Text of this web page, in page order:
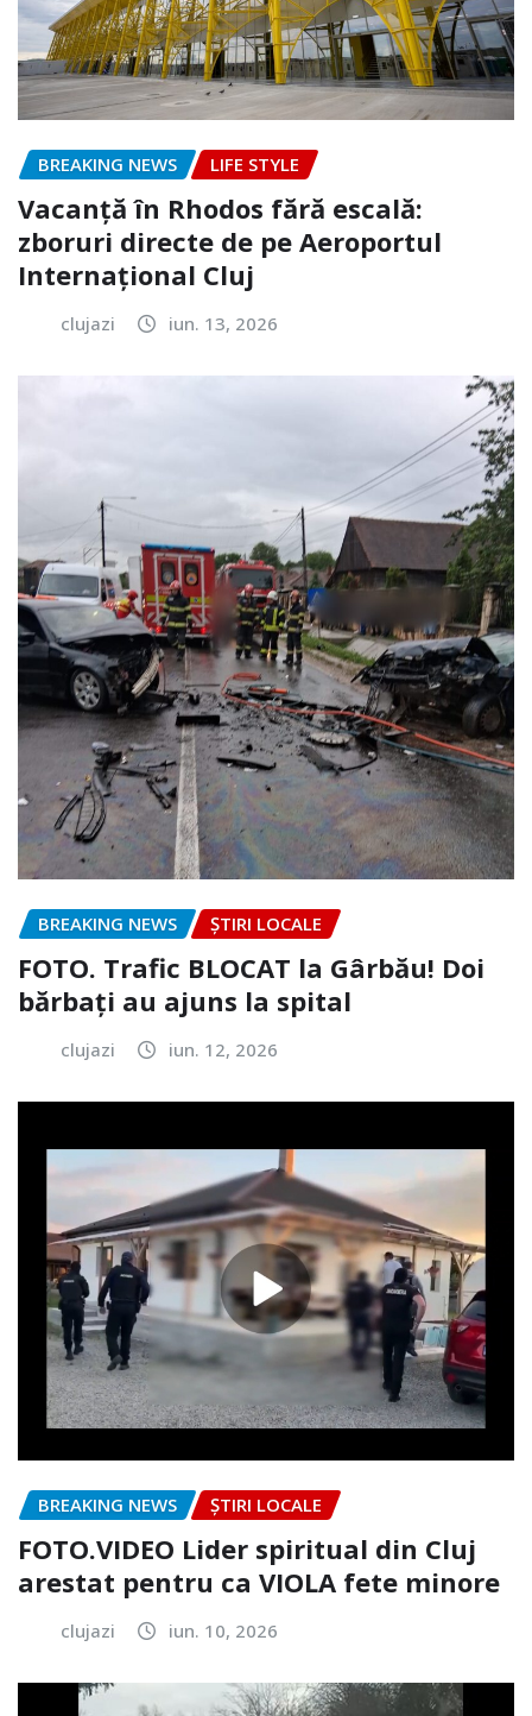
BREAKING NEWS LIFE STYLE
Vacanță în Rhodos fără escală:
zboruri directe de pe Aeroportul
Internațional Cluj
clujazi iun. 13, 2026
BREAKING NEWS ȘTIRI LOCALE
FOTO. Trafic BLOCAT la Gârbău! Doi
bărbați au ajuns la spital
clujazi iun. 12, 2026
BREAKING NEWS ȘTIRI LOCALE
FOTO.VIDEO Lider spiritual din Cluj
arestat pentru ca VIOLA fete minore
clujazi iun. 10, 2026